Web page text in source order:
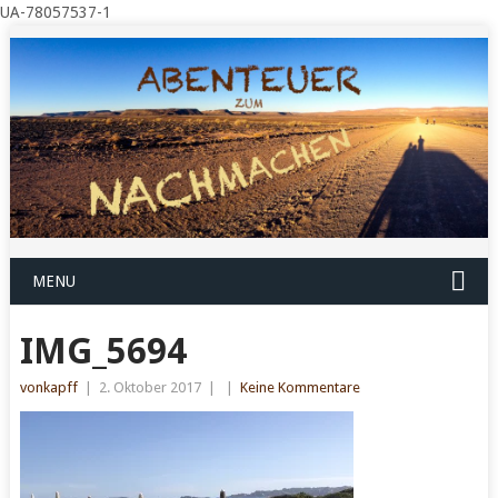
UA-78057537-1
MENU
IMG_5694
vonkapff 2. Oktober 2017 Keine Kommentare